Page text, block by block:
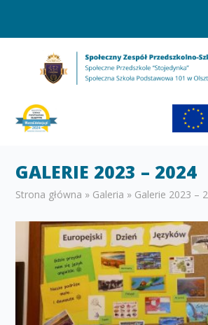
GALERIE 2023 – 2024
Strona główna » Galeria » Galerie 2023 –